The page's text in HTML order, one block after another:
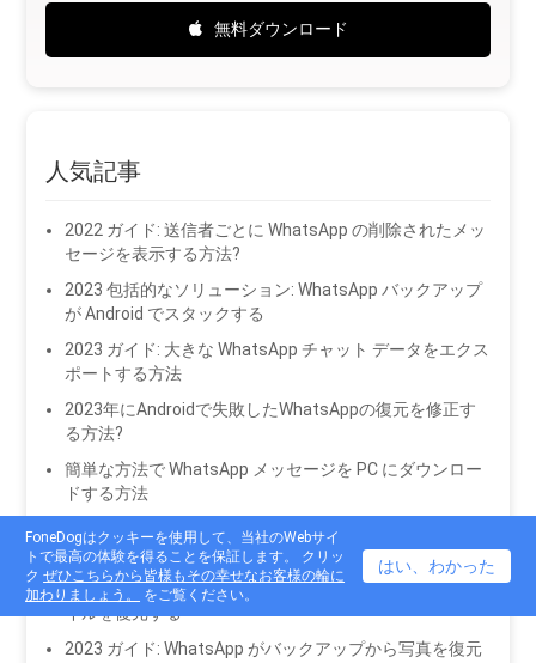
無料ダウンロード
人気記事
2022 ガイド: 送信者ごとに WhatsApp の削除されたメッ
セージを表示する方法?
2023 包括的なソリューション: WhatsApp バックアップ
が Android でスタックする
2023 ガイド: 大きな WhatsApp チャット データをエクス
ポートする方法
2023年にAndroidで失敗したWhatsAppの復元を修正す
る方法?
簡単な方法で WhatsApp メッセージを PC にダウンロー
ドする方法
ガイド: 電話を変更すると、WhatsApp の会話が失われ
ますか?
5つの効果的な方法でWhatsAppから削除されたPDFファ
イルを復元する
2023 ガイド: WhatsApp がバックアップから写真を復元
FoneDogはクッキーを使用して、当社のWebサイ
トで最高の体験を得ることを保証します。 クリッ
クぜひこちらから皆様もその幸せなお客様の輪に
加わりましょう。
をご覧ください。
はい、わかった